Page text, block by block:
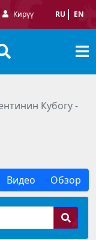
Кирүү RU EN
Кубогу -
Видео Обзор